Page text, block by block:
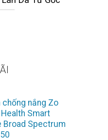
chống nắng Zo
Smart
Broad Spectrum